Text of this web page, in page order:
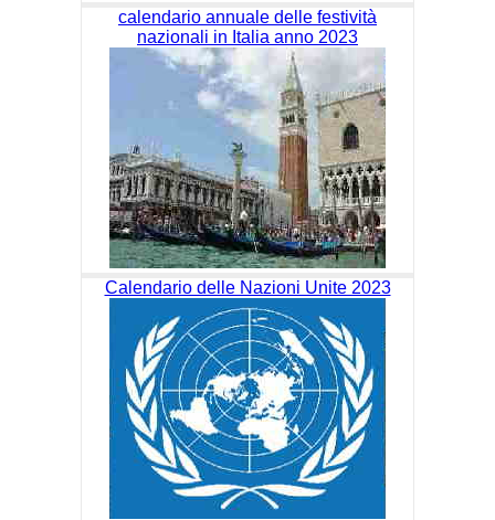
calendario annuale delle festività
nazionali in Italia anno 2023
Calendario delle Nazioni Unite 2023